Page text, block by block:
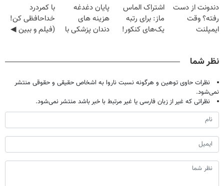
میلیون تومان!!!
دندونت از دست
رفته؟ وقت
ایمپلنت
اشتراک الماس
ماز: برای رتبه
یک‌های کنکور!
پایان دغدغه
هزینه های
دندان پزشکی با
با کمردرد
خداحافظی کن!
(فیلم و ببین ◀
نظر شما
نظرات حاوی توهین و هرگونه نسبت ناروا به اشخاص حقیقی و حقوقی منتشر
نمی‌شود.
نظراتی که غیر از زبان فارسی یا غیر مرتبط با خبر باشد منتشر نمی‌شود.